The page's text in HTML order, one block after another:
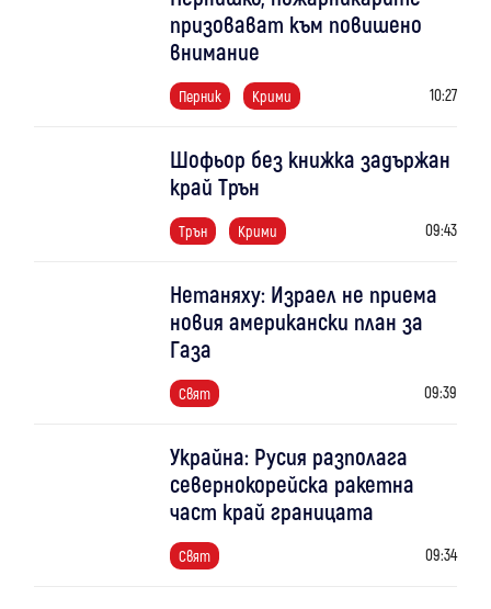
призовават към повишено
внимание
Перник Крими 10:27
Шофьор без книжка задържан
край Трън
Трън Крими 09:43
Нетаняху: Израел не приема
новия американски план за
Газа
Свят 09:39
Украйна: Русия разполага
севернокорейска ракетна
част край границата
Свят 09:34